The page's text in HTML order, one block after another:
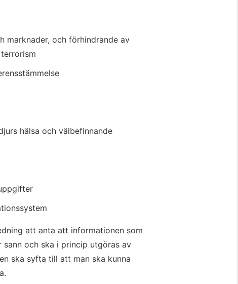
marknader, och förhindrande av
hälsa och välbefinnande
att anta att informationen som
och ska i princip utgöras av
ska syfta till att man ska kunna